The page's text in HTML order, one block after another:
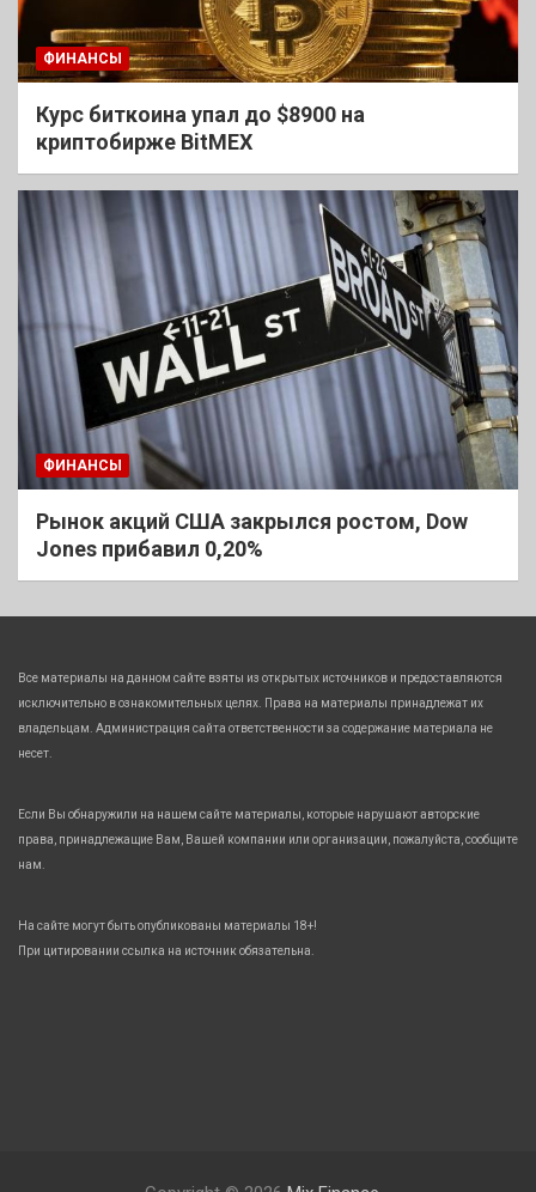
ФИНАНСЫ
Курс биткоина упал до $8900 на
криптобирже BitMEX
ФИНАНСЫ
Рынок акций США закрылся ростом, Dow
Jones прибавил 0,20%
Все материалы на данном сайте взяты из открытых источников и предоставляются
исключительно в ознакомительных целях. Права на материалы принадлежат их
владельцам. Администрация сайта ответственности за содержание материала не
несет.
Если Вы обнаружили на нашем сайте материалы, которые нарушают авторские
права, принадлежащие Вам, Вашей компании или организации, пожалуйста, сообщите
нам.
На сайте могут быть опубликованы материалы 18+!
При цитировании ссылка на источник обязательна.